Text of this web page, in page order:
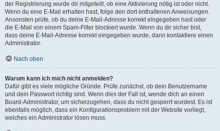
der Registrierung wurde dir mitgeteilt, ob eine Aktivierung nötig ist oder nicht.
Wenn du eine E-Mail erhalten hast, folge den dort enthaltenen Anweisungen.
Ansonsten prüfe, ob du deine E-Mail-Adresse korrekt eingegeben hast oder
die E-Mail von einem Spam-Filter blockiert wurde. Wenn du dir sicher bist,
dass deine E-Mail-Adresse korrekt eingegeben wurde, dann kontaktiere einen
Administrator.
Nach oben
Warum kann ich mich nicht anmelden?
Dafür gibt es viele mögliche Gründe. Prüfe zunächst, ob dein Benutzername
und dein Passwort richtig sind. Wenn dies der Fall ist, wende dich an einen
Board-Administrator, um sicherzugehen, dass du nicht gesperrt wurdest. Es ist
ebenfalls möglich, dass ein Konfigurationsproblem mit der Website vorliegt,
welches ein Administrator lösen muss.